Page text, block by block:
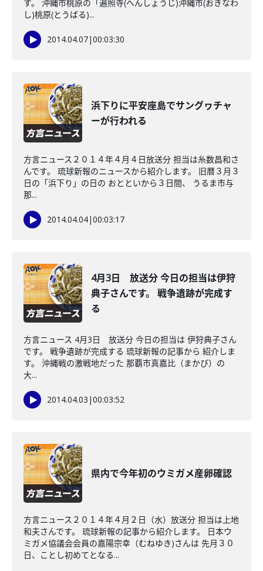
す。 沖縄市桃原の「遍照寺(へんしょうじ)沖縄市(おきなわ
し)桃原(とうばる)...
2014.04.07|00:03:30
浜下りに平安座島でサングヮチャ
ーが行われる
方言ニュース２０１４年４月４日放送分 担当は糸数昌和さ
んです。 琉球新報のニュースから紹介します。 旧暦３月３
日の「浜下り」の日の おとといから３日間、 うるま市与
那...
2014.04.04|00:03:17
4月3日 放送分 今日の担当は伊狩
典子さんです。 戦争遺跡が完成す
る
方言ニュース 4月3日 放送分 今日の担当は 伊狩典子さん
です。 戦争遺跡が完成する 琉球新報の記事から 紹介しま
す。 沖縄戦の激戦地だった 那覇市真嘉比（まかび）の
大...
2014.04.03 |00:03:52
県内で今年初のウミガメ産卵確認
方言ニュース２０１４年４月２日（水）放送分 担当は上地
和夫さんです。 琉球新報の記事から紹介します。 日本ウ
ミガメ協議会会員の嘉陽宗幸（むねゆき)さんは 先月３０
日、ことし初めてとなる...